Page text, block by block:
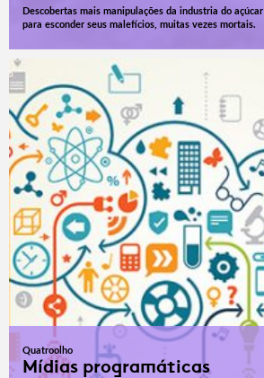
Descobertas mais manipulações da industria do açúcar
para esconder seus malefícios, muitas vezes mortais.
Quatroolho
Mídias programáticas